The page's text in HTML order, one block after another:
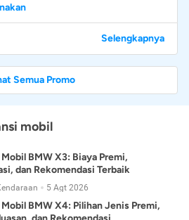
Selengkapnya
Semua Promo
mobil
BMW X3: Biaya Premi,
dan Rekomendasi Terbaik
5 Agt 2026
BMW X4: Pilihan Jenis Premi,